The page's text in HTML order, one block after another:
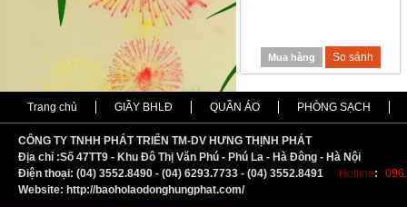
Mua hàng So sánh
Trang chủ GIẦY BHLĐ QUẦN ÁO PHÒNG SẠCH
CÔNG TY TNHH PHÁT TRIỂN TM-DV HƯNG THỊNH PHÁT
Địa chỉ :Số 47TT9 - Khu Đô Thị Văn Phú - Phú La - Hà Đông - Hà Nội
Điện thoại: (04) 3552.8490 - (04) 6293.7733 - (04) 3552.8491
Hotline:
Website: http://baoholaodonghungphat.com/